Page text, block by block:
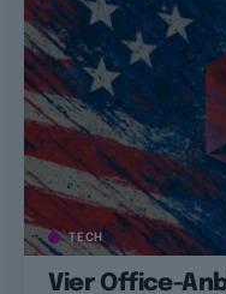
TECH
Vier Office-